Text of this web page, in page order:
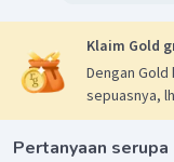
Klaim Gold
Dengan
sepuasnya,
Pertanyaan serupa